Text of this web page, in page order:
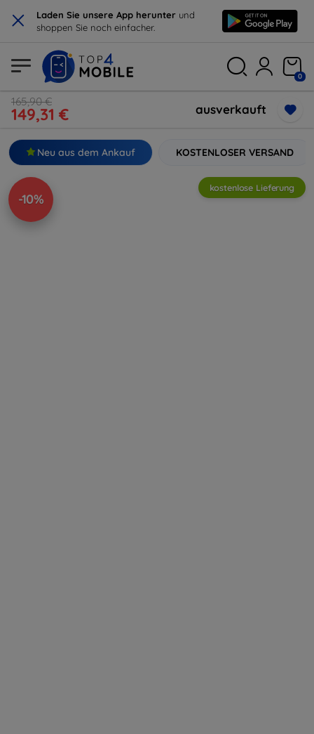
× Laden Sie unsere App herunter und
shoppen Sie noch einfacher.
0
165,90 €
149,31 € ausverkauft
Neu aus dem Ankauf KOSTENLOSER VERSAND
-10%
kostenlose Lieferung